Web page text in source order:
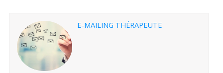
E-MAILING THÉRAPEUTE